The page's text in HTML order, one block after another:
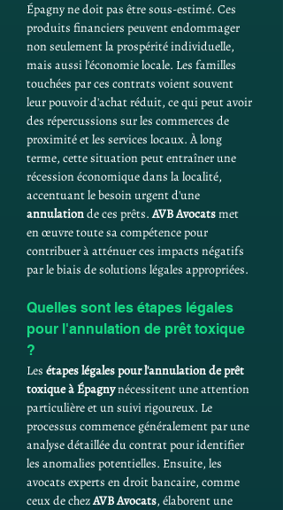
Épagny ne doit pas être sous-estimé. Ces
produits financiers peuvent endommager
non seulement la prospérité individuelle,
mais aussi l'économie locale. Les familles
touchées par ces contrats voient souvent
leur pouvoir d'achat réduit, ce qui peut avoir
des répercussions sur les commerces de
proximité et les services locaux. À long
terme, cette situation peut entraîner une
récession économique dans la localité,
accentuant le besoin urgent d'une
annulation de ces prêts. AVB Avocats met
en œuvre toute sa compétence pour
contribuer à atténuer ces impacts négatifs
par le biais de solutions légales appropriées.
Quelles sont les étapes légales
pour l'annulation de prêt toxique
?
Les étapes légales pour l'annulation de prêt
toxique à Épagny nécessitent une attention
particulière et un suivi rigoureux. Le
processus commence généralement par une
analyse détaillée du contrat pour identifier
les anomalies potentielles. Ensuite, les
avocats experts en droit bancaire, comme
ceux de chez AVB Avocats, élaborent une